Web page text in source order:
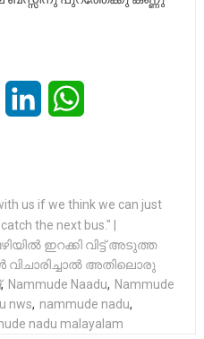
Reddit LinkedIn
us if we think we can just
the next bus." |
ഇറക്കി വിട്ട് അടുത്ത
വിചാരിച്ചാൽ അതിലൊരു
, Nammude Naadu, Nammude
nws, nammude nadu,
nadu malayalam